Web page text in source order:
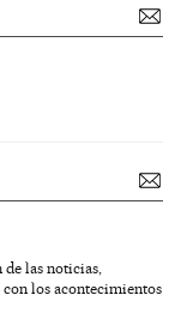
de las noticias,
los acontecimientos